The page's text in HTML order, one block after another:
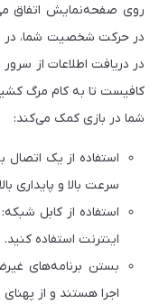
روی صفحه‌نمایش اتفاق
در حرکت شخصیت شما، در
در دریافت اطلاعات از
شما در بازی‌ کمک می‌کند:
استفاده از یک اتصال
سرعت بالا و پایداری
اینترنت استفاده کنید.
بستن برنامه‌های
اجرا هستند و از پهنای